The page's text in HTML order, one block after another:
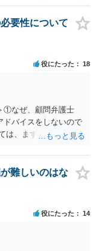
否かの判断が給与の
果、解雇の有効性の
ます。 もっとも、高
ルは相応に高いもの
らは、会社側として
試用期間付を設け
るかと存じます。
よっては実質的に雇
ので顧問弁護士の先
、また、こちらにお
士のせいではなく、
、責任ではないかと
やリスクをいくらお
頼者はいますし、代
のは依頼者ですか
あるわけではない、
仕事をしていて心地
もありますが、最終
こともあります。 ご
問を持ち、それによ
たち行かなくなると
してその旨を伝え、
ょうか。
要性について
役にたった 18
①なぜ、顧問弁護士
ドバイスをしないので
は、まず基本的に顧問
「早めに、決着をつけ
」ということです
士は確かに儲かりま
も期待できないた
弁護士にも損害が増
ません。 控訴審で着
の関係ではなく顧問の
難しいのはな
役にたった 14